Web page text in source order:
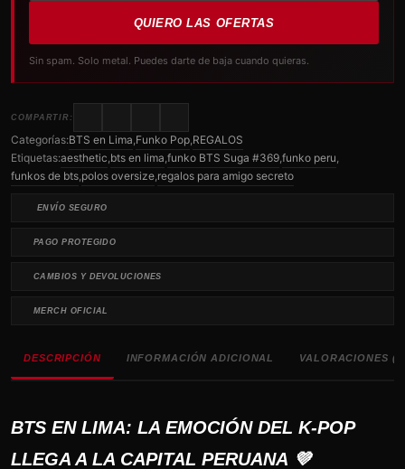
QUIERO LAS OFERTAS
Sin spam. Solo metal. Puedes darte de baja cuando quieras.
COMPARTIR:
Categorías:BTS en Lima,Funko Pop,REGALOS
Etiquetas:aesthetic,bts en lima,funko BTS Suga #369,funko peru,
funkos de bts,polos oversize,regalos para amigo secreto
ENVÍO SEGURO
PAGO PROTEGIDO
CAMBIOS Y DEVOLUCIONES
MERCH OFICIAL
DESCRIPCIÓN INFORMACIÓN ADICIONAL VALORACIONES
BTS EN LIMA: LA EMOCIÓN DEL K-POP
LLEGA A LA CAPITAL PERUANA 💜